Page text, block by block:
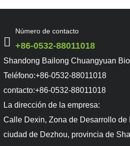
Número de contacto
+86-0532-88011018
Shandong Bailong Chuangyuan
Teléfono:+86-0532-88011018
contacto:+86-0532-88011018
La dirección de la empresa:
Calle Dexin, Zona de Desarrollo de
ciudad de Dezhou, provincia de